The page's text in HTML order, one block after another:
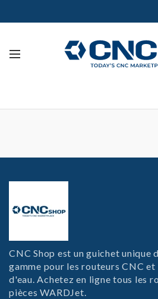
CNC Shop est un guichet unique
gamme pour les routeurs CNC et
d'eau. Achetez en ligne tous les
pièces WARDJet.